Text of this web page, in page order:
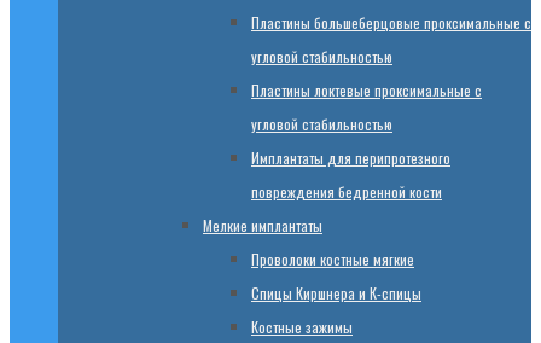
Пластины большеберцовые проксимальные с
угловой стабильностью
Пластины локтевые проксимальные с
угловой стабильностью
Имплантаты для перипротезного
повреждения бедренной кости
Мелкие имплантаты
Проволоки костные мягкие
Спицы Киршнера и К-спицы
Костные зажимы